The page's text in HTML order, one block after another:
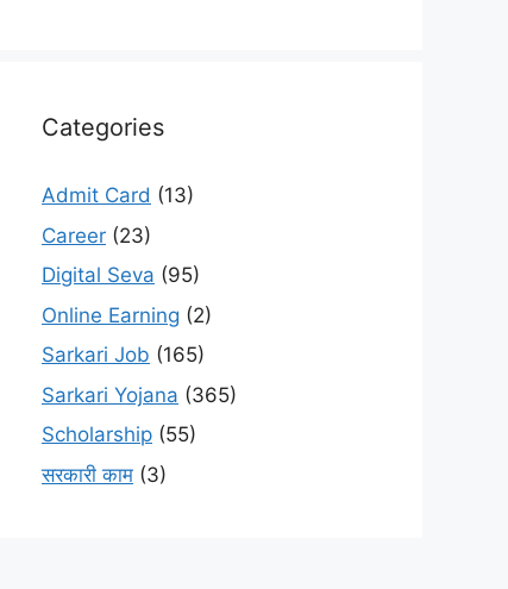
Categories
Admit Card (13)
Career (23)
Digital Seva (95)
Online Earning (2)
Sarkari Job (165)
Sarkari Yojana (365)
Scholarship (55)
सरकारी काम (3)